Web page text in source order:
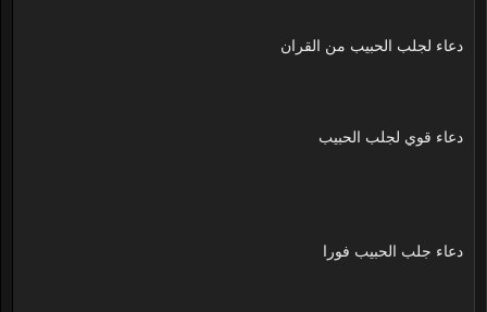
دعاء لجلب الحبيب من القران
دعاء قوي لجلب الحبيب
دعاء جلب الحبيب فورا